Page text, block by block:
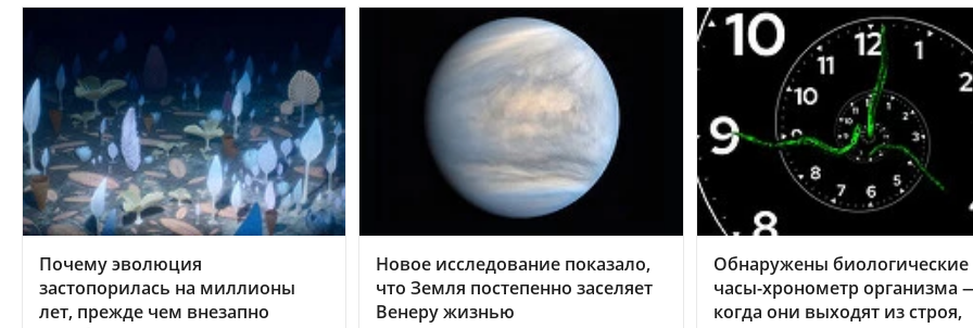
Почему эволюция
застопорилась на миллионы
лет, прежде чем внезапно
Новое исследование показало,
что Земля постепенно заселяет
Венеру жизнью
Обнаружены биологические
часы-хронометр организма
когда они выходят из строя,